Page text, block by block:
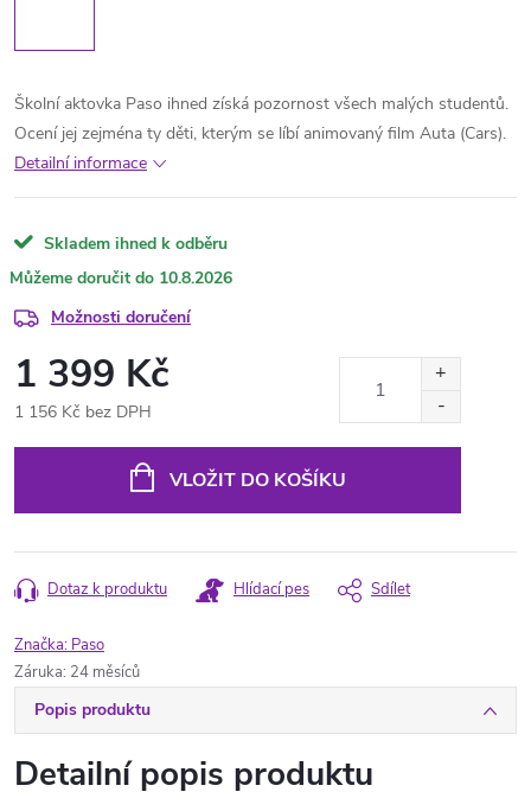
Školní aktovka Paso ihned získá pozornost všech malých studentů.
Ocení jej zejména ty děti, kterým se líbí animovaný film Auta (Cars).
Detailní informace
Skladem ihned k odběru
10.8.2026
Možnosti doručení
1 399 Kč
1 156 Kč bez DPH
VLOŽIT DO KOŠÍKU
Dotaz k produktu Hlídací pes Sdílet
Značka: Paso
Záruka: 24 měsíců
Popis produktu
Detailní popis produktu